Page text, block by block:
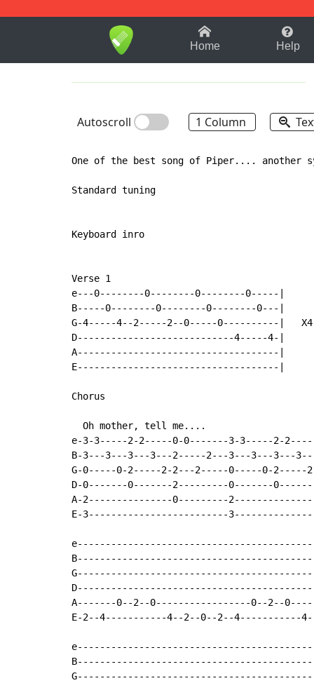
1-9 B
Home Help
Autoscroll 1 Column
One of the best song of Piper.... another
Standard tuning
Keyboard inro
Verse 1
e---0--------0--------0--------0-----|
B-----0--------0--------0--------0---|
G-4-----4--2-----2--0-----0----------|   X4
D----------------------------4-----4-|
A------------------------------------|
E------------------------------------|
Chorus
  Oh mother, tell me....
e-3-3-----2-2-----0-0-------3-3-----2-
B-3---3---3---3---2-----2---3---3---3---
G-0-----0-2-----2-2---2-----0-----0-2-----
D-0-------0-------2---------0-------
A-2---------------0---------
E-3-------------------------
A-------0--2--0-----------------0--2--
E-2--4-----------4--2--0--2--4-----------